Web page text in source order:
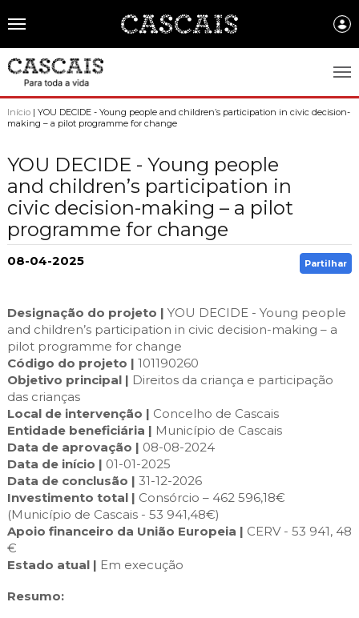
Português
CASCAIS.PT
SOBRE CASCAIS:
História
Gastronomia
Brasão de Cascais
Recursos educativos - história e património
GOVERNO LOCAL:
Assembleia Municipal
Câmara Municipal
Projetos Cofinanciados
Transparência Municipal
Planeamento Estratégico
Reabilitação urbana
Urbanismo
FREGUESIAS:
Cascais e Estoril
S. Domingos de Rana
Cascais Ambiente
Cascais Dinâmica
Cascais Envolvente
Cascais Próxima
FACTOS E NÚMEROS:
Ambiente & Energia
Economia & Inovação
Governação
Mobilidade
Qualidade de vida
Sociedade & Educação
COMUNICAÇÃO:
Jornal C
Agenda do executivo
VIVER
VISITAR
ESTUDAR
TEMPOS LIVRES
MOBILIDADE
INVESTIR EM CASCAIS
SERVIÇOS
Início| YOU DECIDE - Young people and children’s participation in civic decision-
making – a pilot programme for change
YOU DECIDE - Young people
and children’s participation in
civic decision-making – a pilot
programme for change
08-04-2025 Partilhar
Designação do projeto | YOU DECIDE - Young people
and children’s participation in civic decision-making – a
pilot programme for change
Código do projeto | 101190260
Objetivo principal | Direitos da criança e participação
das crianças
Local de intervenção | Concelho de Cascais
Entidade beneficiária | Município de Cascais
Data de aprovação | 08-08-2024
Data de início | 01-01-2025
Data de conclusão | 31-12-2026
Investimento total | Consórcio – 462 596,18€
(Município de Cascais - 53 941,48€)
Apoio financeiro da União Europeia | CERV - 53 941, 48
€
Estado atual | Em execução
Resumo: